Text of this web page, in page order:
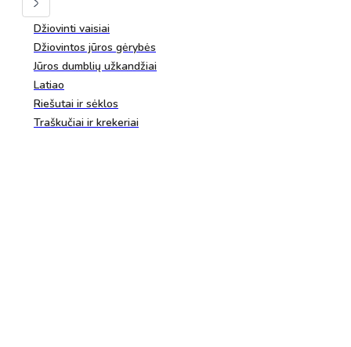
Džiovinti vaisiai
Džiovintos jūros gėrybės
Jūros dumblių užkandžiai
Latiao
Riešutai ir sėklos
Traškučiai ir krekeriai